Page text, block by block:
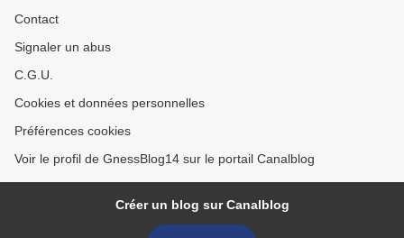
Contact
Signaler un abus
C.G.U.
Cookies et données personnelles
Préférences cookies
Voir le profil de GnessBlog14 sur le portail Canalblog
Créer un blog sur Canalblog